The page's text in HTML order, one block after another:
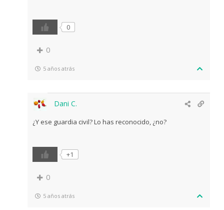
0
0
5 años atrás
Dani C.
¿Y ese guardia civil? Lo has reconocido, ¿no?
+1
0
5 años atrás